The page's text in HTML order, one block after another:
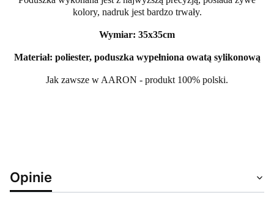
kolory, nadruk jest bardzo trwały.
Wymiar: 35x35cm
Materiał: poliester, poduszka wypełniona owatą sylikonową
Jak zawsze w AARON - produkt 100% polski.
Opinie